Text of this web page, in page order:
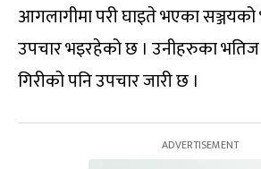
आगलागीमा परी घाइते भएका सञ्जयको
उपचार भइरहेको छ । उनीहरुका भतिज
गिरीको पनि उपचार जारी छ ।